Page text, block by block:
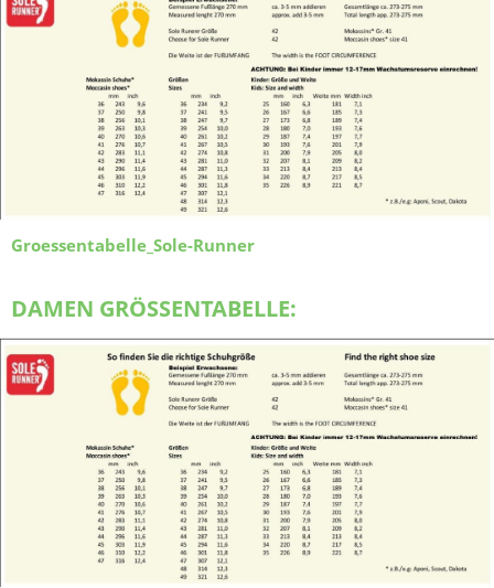
Groessentabelle_Sole-Runner
DAMEN GRÖSSENTABELLE: